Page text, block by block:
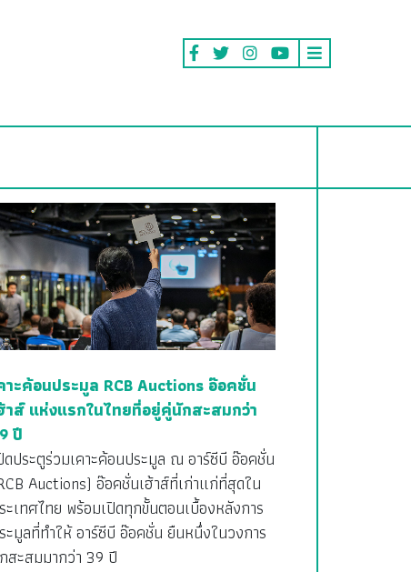
าะค้อนประมูล RCB Auctions อ๊อคชั่น
าส์ แห่งแรกในไทยที่อยู่คู่นักสะสมกว่า
ปี
ดประตูร่วมเคาะค้อนประมูล ณ อาร์ซีบี อ๊อคชั่น
Auctions) อ๊อคชั่นเฮ้าส์ที่เก่าแก่ที่สุดใน
ะเทศไทย พร้อมเปิดทุกขั้นตอนเบื้องหลังการ
ะมูลที่ทำให้ อาร์ซีบี อ๊อคชั่น ยืนหนึ่งในวงการ
สะสมมากว่า 39 ปี